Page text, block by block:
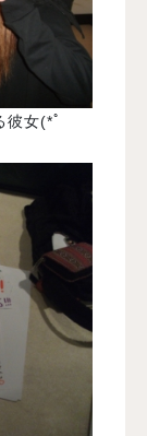
彼女(*ﾟ